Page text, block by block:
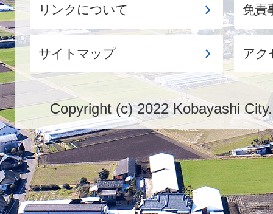
リンクについて 免責
サイトマップ アク
Copyright (c) 2022 Kobayashi